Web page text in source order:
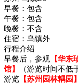
早餐： 包含
午餐： 包含
晚餐： 不含
住宿： 乌镇外
行程介绍
早餐后，参观 【华东
馆】
（游览时间不低
游览 【苏州园林耦园】